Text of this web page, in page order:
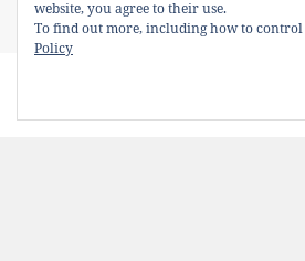
on
May 19, 2011 Bancosul
bancuri cu Chuck Norris,Chuck Norris
website, you agree to their use.
To find out more, including how to control
Policy